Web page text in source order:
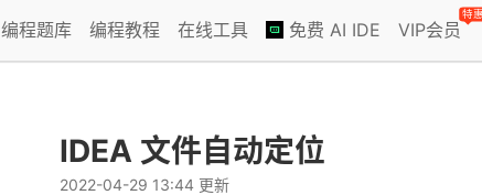
编程题库 编程教程 在线工具 免费 AI IDE VIP会员
特惠
IDEA 文件自动定位
2022-04-29 13:44 更新